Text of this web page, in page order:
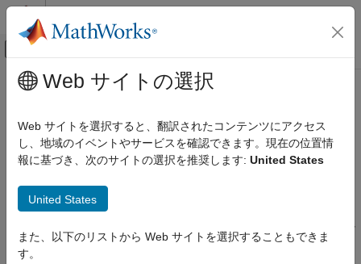
コンテンツへスキップ
オフキャンバス ナビゲーション メ
ドキュメンテーションのホーム
Text Analytics Toolbox
モデル化と予測
wordEmbeddingLayer
説明
作成
メインコンテンツ
wordEmbeddingLayer
深層学習ニューラル ネットワーク用の単語埋め込み層
説明
単語埋め込み層は、単語インデックスをベクトルにマッピングし
ます。
Web サイトの選択
Web サイトを選択すると、翻訳されたコンテンツにアクセス
し、地域のイベントやサービスを確認できます。現在の位置情
報に基づき、次のサイトの選択を推奨します: United States
United States
また、以下のリストから Web サイトを選択することもできま
す。